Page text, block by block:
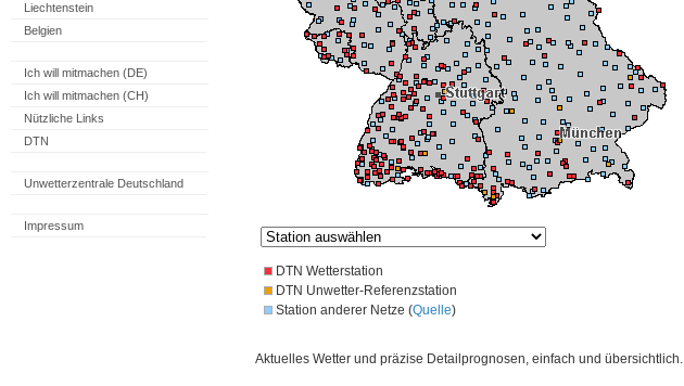
Liechtenstein
Belgien
Ich will mitmachen (DE)
Ich will mitmachen (CH)
Nützliche Links
DTN
Unwetterzentrale Deutschland
Impressum
DTN Wetterstation
DTN Unwetter-Referenzstation
Station anderer Netze (Quelle)
Aktuelles Wetter und präzise Detailprognosen, einfach und übersichtlich.